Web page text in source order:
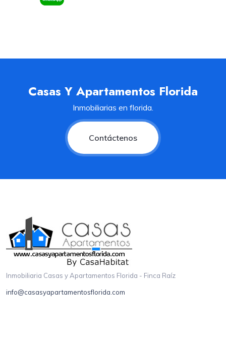
Casas Y Apartamentos Florida
Inmobiliarias en florida.
Contáctenos
Inmobiliaria Casas y Apartamentos Florida - Finca Raíz
info@casasyapartamentosflorida.com